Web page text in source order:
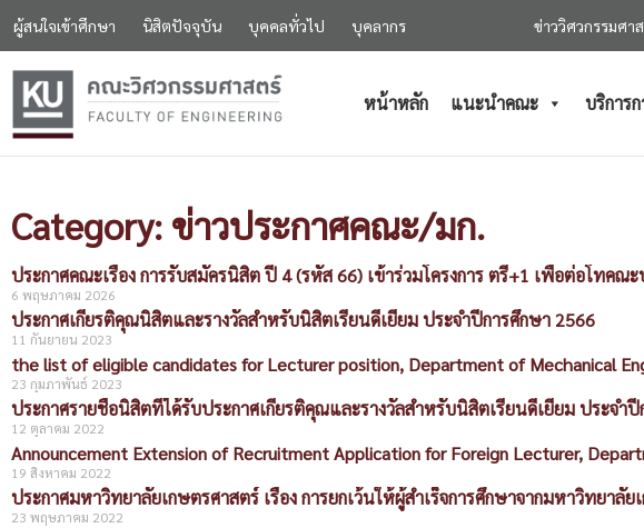
ผู้สนใจเข้าศึกษา นิสิตปัจจุบัน บุคคลทั่วไป บุคลากร ข่าววิศวกรรมศา
หน้าหลัก แนะนำคณะ บริการ
Category: ข่าวประกาศคณะ/มก.
ประกาศคณะเรื่อง การรับสมัครนิสิต ปี 4 (รหัส 66) เข้าร่วมโครงการ ตรี+1 เพื่อต่อโทคณ
6 พฤษภาคม 2026
ประกาศเกียรติคุณนิสิตและรางวัลสำหรับนิสิตเรียนดีเยี่ยม ประจำปีการศึกษา 2566
11 กันยายน 2023
the list of eligible candidates for Lecturer position, Department of Mechanical
23 กุมภาพันธ์ 2023
ประกาศรายชื่อนิสิตที่ได้รับประกาศเกียรติคุณและรางวัลสำหรับนิสิตเรียนดีเยี่ยม ประจำ
12 ตุลาคม 2022
Announcement Extension of Recruitment Application for Foreign Lecturer,
19 สิงหาคม 2022
ประกาศมหาวิทยาลัยเกษตรศาสตร์ เรื่อง การยกเว้นให้ผู้สำเร็จการศึกษาจากมหาวิทยาลั
23 พฤษภาคม 2022